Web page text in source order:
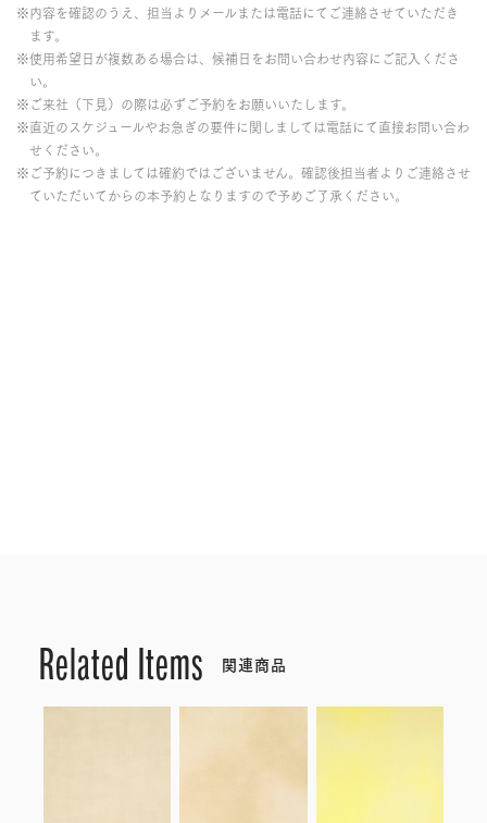
※内容を確認のうえ、担当よりメールまたは電話にてご連絡させていただき
ます。
※使用希望日が複数ある場合は、候補日をお問い合わせ内容にご記入くださ
い。
※ご来社（下見）の際は必ずご予約をお願いいたします。
※直近のスケジュールやお急ぎの要件に関しましては電話にて直接お問い合わ
せください。
※ご予約につきましては確約ではございません。確認後担当者よりご連絡させ
ていただいてからの本予約となりますので予めご了承ください。
Related Items 関連商品